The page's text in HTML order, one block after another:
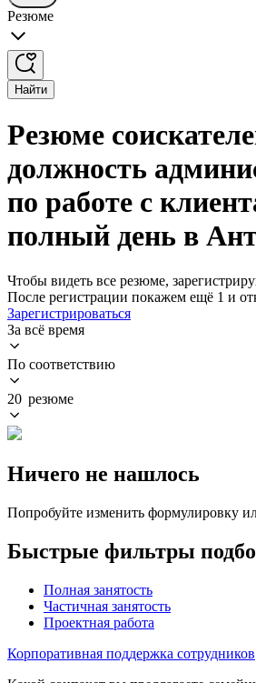
Резюме
Найти
Резюме
должность
по работе с
полный день в
Чтобы видеть все резюме,
После регистрации покажем ещё 1 и
Зарегистрироваться
За всё время
По соответствию
20 резюме
Ничего не нашлось
Попробуйте изменить формулировку
Быстрые фильтры
Полная занятость
Частичная занятость
Проектная работа
Корпоративная поддержка сотрудников